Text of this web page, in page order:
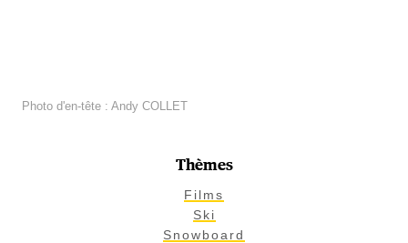
Photo d'en-tête : Andy COLLET
Thèmes
Films
Ski
Snowboard